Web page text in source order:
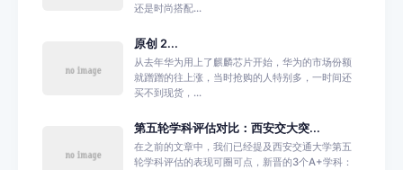
还是时尚搭配...
原创 2...
从去年华为用上了麒麟芯片开始，华为的市场份额
就蹭蹭的往上涨，当时抢购的人特别多，一时间还
买不到现货，...
第五轮学科评估对比：西安交大突...
在之前的文章中，我们已经提及西安交通大学第五
轮学科评估的表现可圈可点，新晋的3个A+学科：